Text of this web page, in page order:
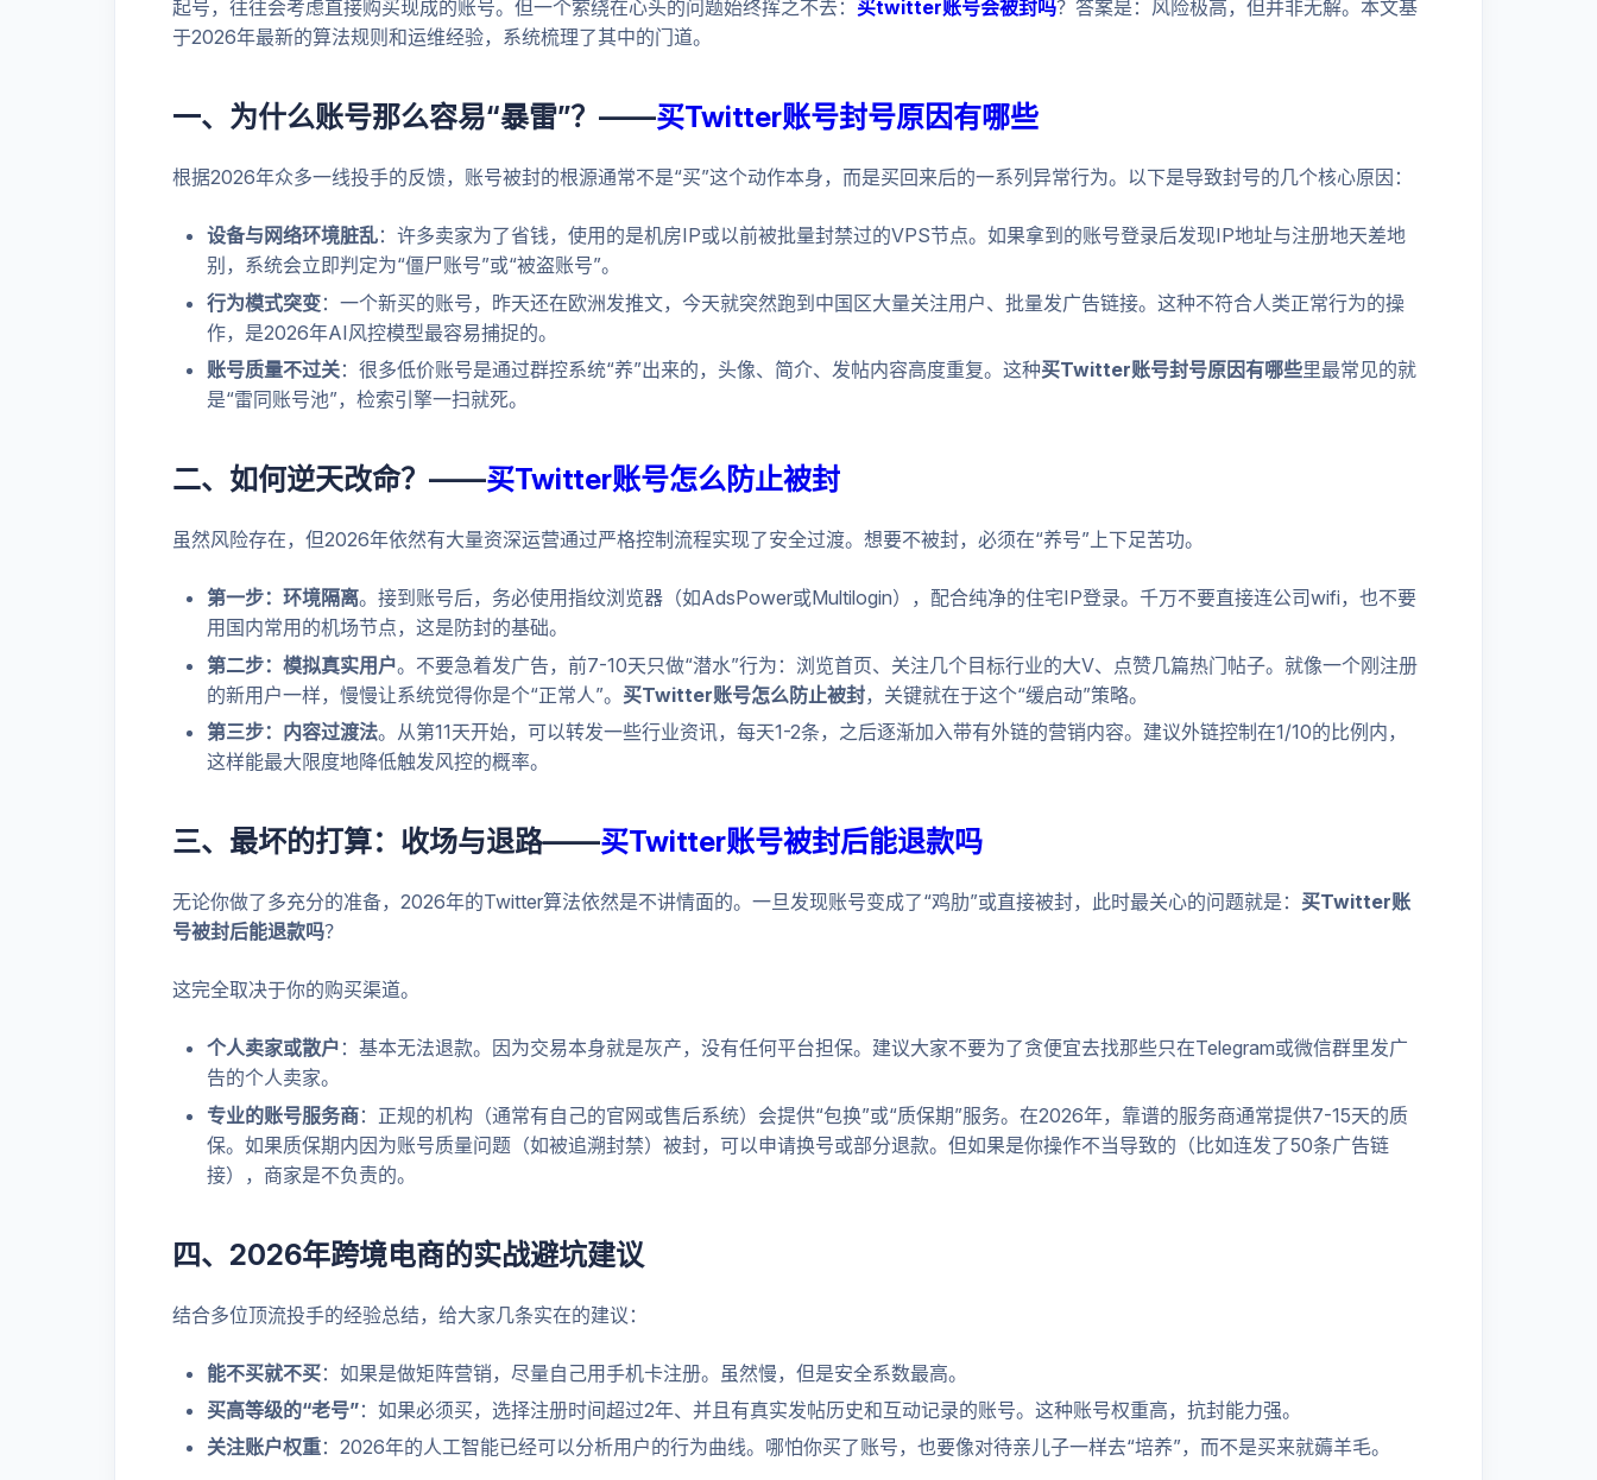
起号，往往会考虑直接购买现成的账号。但一个萦绕在心头的问题始终挥之不去： 买twitter账号会被封吗？答案是：风险极高，但并非无解。本文基
于2026年最新的算法规则和运维经验，系统梳理了其中的门道。
一、为什么账号那么容易“暴雷”？——买Twitter账号封号原因有哪些
根据2026年众多一线投手的反馈，账号被封的根源通常不是“买”这个动作本身，而是买回来后的一系列异常行为。以下是导致封号的几个核心原因：
设备与网络环境脏乱：许多卖家为了省钱，使用的是机房IP或以前被批量封禁过的VPS节点。如果拿到的账号登录后发现IP地址与注册地天差地
别，系统会立即判定为“僵尸账号”或“被盗账号”。
行为模式突变：一个新买的账号，昨天还在欧洲发推文，今天就突然跑到中国区大量关注用户、批量发广告链接。这种不符合人类正常行为的操
作，是2026年AI风控模型最容易捕捉的。
账号质量不过关：很多低价账号是通过群控系统“养”出来的，头像、简介、发帖内容高度重复。这种买Twitter账号封号原因有哪些里最常见的就
是“雷同账号池”，检索引擎一扫就死。
二、如何逆天改命？——买Twitter账号怎么防止被封
虽然风险存在，但2026年依然有大量资深运营通过严格控制流程实现了安全过渡。想要不被封，必须在“养号”上下足苦功。
第一步：环境隔离。接到账号后，务必使用指纹浏览器（如AdsPower或Multilogin），配合纯净的住宅IP登录。千万不要直接连公司wifi，也不要
用国内常用的机场节点，这是防封的基础。
第二步：模拟真实用户。不要急着发广告，前7-10天只做“潜水”行为：浏览首页、关注几个目标行业的大V、点赞几篇热门帖子。就像一个刚注册
的新用户一样，慢慢让系统觉得你是个“正常人”。 买Twitter账号怎么防止被封，关键就在于这个“缓启动”策略。
第三步：内容过渡法。从第11天开始，可以转发一些行业资讯，每天1-2条，之后逐渐加入带有外链的营销内容。建议外链控制在1/10的比例内，
这样能最大限度地降低触发风控的概率。
三、最坏的打算：收场与退路——买Twitter账号被封后能退款吗
无论你做了多充分的准备，2026年的Twitter算法依然是不讲情面的。一旦发现账号变成了“鸡肋”或直接被封，此时最关心的问题就是： 买Twitter账
号被封后能退款吗？
这完全取决于你的购买渠道。
个人卖家或散户 ：基本无法退款。因为交易本身就是灰产，没有任何平台担保。建议大家不要为了贪便宜去找那些只在Telegram或微信群里发广
告的个人卖家。
专业的账号服务商：正规的机构（通常有自己的官网或售后系统）会提供“包换”或“质保期”服务。在2026年，靠谱的服务商通常提供7-15天的质
保。如果质保期内因为账号质量问题（如被追溯封禁）被封，可以申请换号或部分退款。但如果是你操作不当导致的（比如连发了50条广告链
接），商家是不负责的。
四、2026年跨境电商的实战避坑建议
结合多位顶流投手的经验总结，给大家几条实在的建议：
能不买就不买：如果是做矩阵营销，尽量自己用手机卡注册。虽然慢，但是安全系数最高。
买高等级的“老号”：如果必须买，选择注册时间超过2年、并且有真实发帖历史和互动记录的账号。这种账号权重高，抗封能力强。
关注账户权重：2026年的人工智能已经可以分析用户的行为曲线。哪怕你买了账号，也要像对待亲儿子一样去“培养”，而不是买来就薅羊毛。